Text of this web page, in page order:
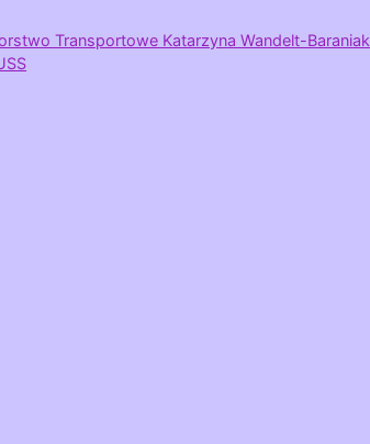
Transportowe Katarzyna Wandelt-Baraniak